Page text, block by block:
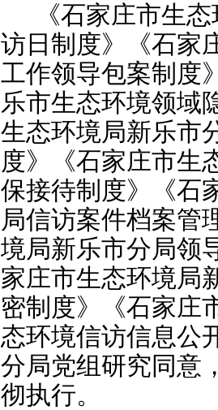
《石家庄市生
访日制度》《石家
工作领导包案制度
乐市生态环境领域
生态环境局新乐市
度》《石家庄市生
保接待制度》《石
局信访案件档案管
境局新乐市分局领
家庄市生态环境局
密制度》《石家庄
态环境信访信息公
分局党组研究同意
彻执行。